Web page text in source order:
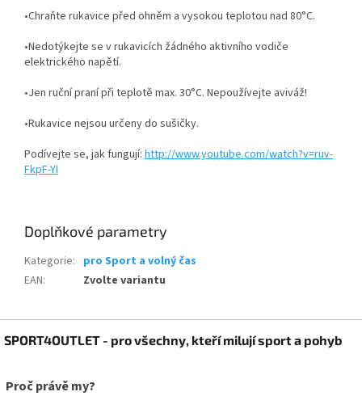
•Chraňte rukavice před ohněm a vysokou teplotou nad 80°C.
•Nedotýkejte se v rukavicích žádného aktivního vodiče
elektrického napětí.
•Jen ruční praní při teplotě max. 30°C. Nepoužívejte aviváž!
•Rukavice nejsou určeny do sušičky.
Podívejte se, jak fungují: http://www.youtube.com/watch?v=ruv-
FkpF-YI
Doplňkové parametry
Kategorie: pro Sport a volný čas
EAN: Zvolte variantu
á
a
SPORT4OUTLET - pro všechny, kteří milují sport a pohyb
Proč právě my?